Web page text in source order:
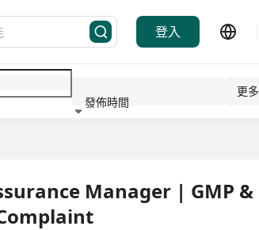
登入
發佈時間
更多
Manager | GMP &